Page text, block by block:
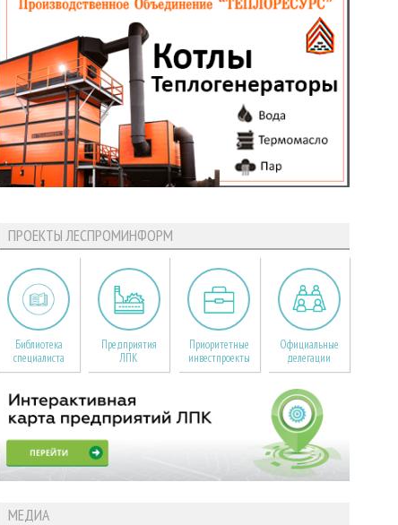
ПРОЕКТЫ ЛЕСПРОМИНФОРМ
Библиотека
специалиста
Предприятия
ЛПК
Приоритетные
инвестпроекты
Официальные
делегации
МЕДИА